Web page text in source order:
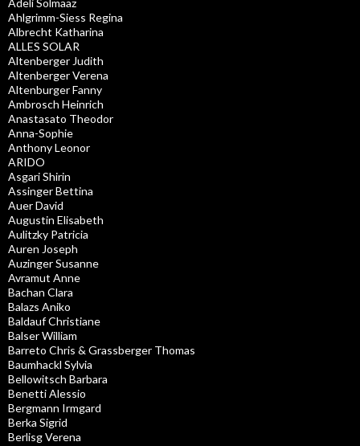
Ahlgrimm-Siess Regina
Albrecht Katharina
ALLES SOLAR
Altenberger Judith
Altenberger Verena
Altenburger Fanny
Ambrosch Heinrich
Anastasato Theodor
Anna-Sophie
Anthony Leonor
ARIDO
Asgari Shirin
Assinger Bettina
Auer David
Augustin Elisabeth
Aulitzky Patricia
Auren Joseph
Auzinger Susanne
Avramut Anne
Bachan Clara
Balazs Aniko
Baldauf Christiane
Balser William
Barreto Chris & Grassberger Thomas
Baumhackl Sylvia
Bellowitsch Barbara
Benetti Alessio
Bergmann Irmgard
Berka Sigrid
Berlisg Verena